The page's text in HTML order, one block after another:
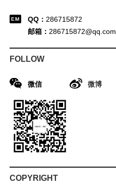
QQ： 286715872
邮箱： 286715872@qq.com
FOLLOW
微信 微博
COPYRIGHT